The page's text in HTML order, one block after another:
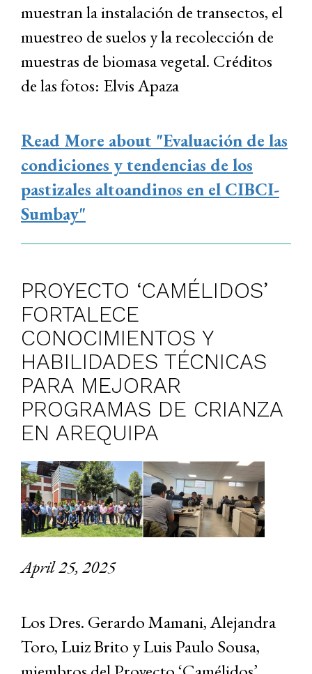
muestran la instalación de transectos, el
muestreo de suelos y la recolección de
muestras de biomasa vegetal. Créditos
de las fotos: Elvis Apaza
Read More about "Evaluación de las
condiciones y tendencias de los
pastizales altoandinos en el CIBCI-
Sumbay"
PROYECTO ‘CAMÉLIDOS’
FORTALECE
CONOCIMIENTOS Y
HABILIDADES TÉCNICAS
PARA MEJORAR
PROGRAMAS DE CRIANZA
EN AREQUIPA
April 25, 2025
Los Dres. Gerardo Mamani, Alejandra
Toro, Luiz Brito y Luis Paulo Sousa,